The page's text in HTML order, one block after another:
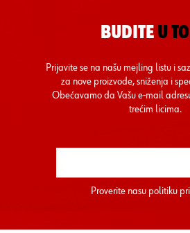
BUDITE U
Prijavite se na našu mejling listu i
za nove proizvode, sniženja i
Obećavamo da Vašu e-mail
trećim licima.
Proverite nasu politiku